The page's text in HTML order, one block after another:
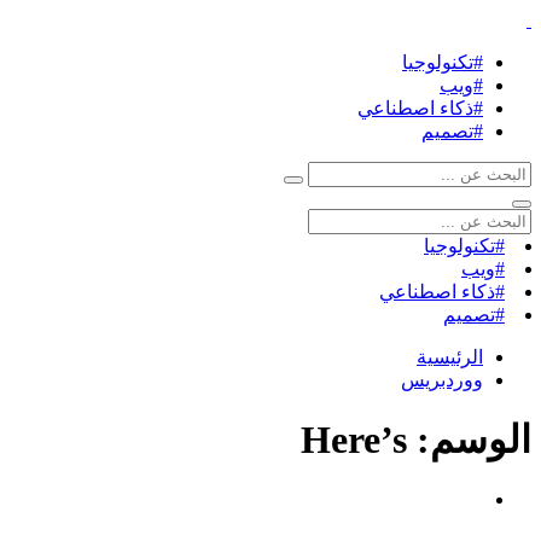
#تكنولوجيا
#ويب
#ذكاء اصطناعي
#تصميم
#تكنولوجيا
#ويب
#ذكاء اصطناعي
#تصميم
الرئيسية
ووردبريس
الوسم: Here’s